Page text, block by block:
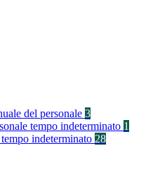
del personale 3
tempo indeterminato 1
indeterminato 28